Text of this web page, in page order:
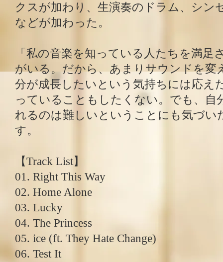
クスが加わり、生演奏のドラム、シン
などが加わった。
「私の音楽を知っている人たちを満足
がいる。だから、あまりサウンドを変
分が成長したいという気持ちには応え
っていることもしたくない。でも、自
れるのは難しいということにも気づい
す。
【Track List】
01. Right This Way
02. Home Alone
03. Lucky
04. The Princess
05. ice (ft. They Hate Change)
06. Test It